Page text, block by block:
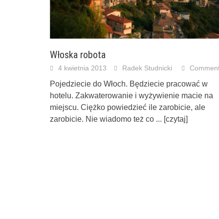
Włoska robota
4 kwietnia 2013 Radek Studnicki
Pojedziecie do Włoch. Będziecie pracować w
hotelu. Zakwaterowanie i wyżywienie macie na
miejscu. Ciężko powiedzieć ile zarobicie, ale
zarobicie. Nie wiadomo też co ... [czytaj]